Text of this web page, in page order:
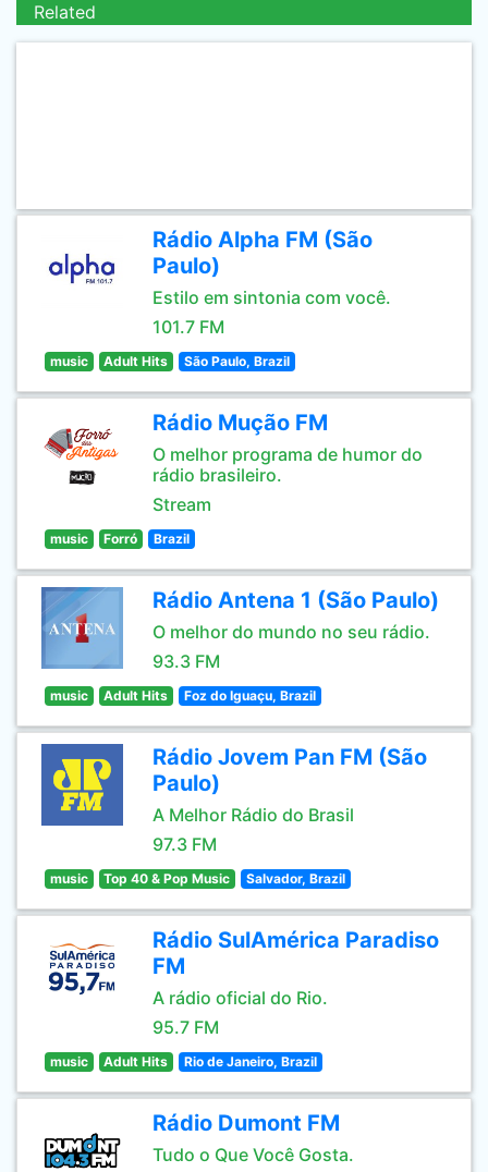
Related
Rádio Alpha FM (São
Paulo)
Estilo em sintonia com você.
101.7 FM
music Adult Hits São Paulo, Brazil
Rádio Mução FM
O melhor programa de humor do
rádio brasileiro.
Stream
music Forró Brazil
Rádio Antena 1 (São Paulo)
O melhor do mundo no seu rádio.
93.3 FM
music Adult Hits Foz do Iguaçu, Brazil
Rádio Jovem Pan FM (São
Paulo)
A Melhor Rádio do Brasil
97.3 FM
music Top 40 & Pop Music Salvador, Brazil
Rádio SulAmérica Paradiso
FM
A rádio oficial do Rio.
95.7 FM
music Adult Hits Rio de Janeiro, Brazil
Rádio Dumont FM
Tudo o Que Você Gosta.